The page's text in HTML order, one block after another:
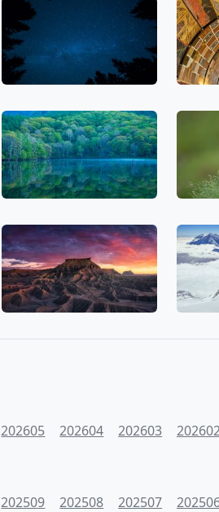
202605 202604 202603
202509 202508 202507